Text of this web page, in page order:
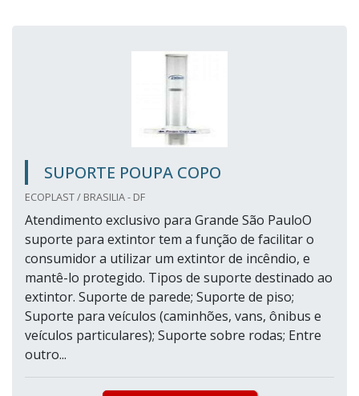
SUPORTE POUPA COPO
ECOPLAST / BRASILIA - DF
Atendimento exclusivo para Grande São PauloO
suporte para extintor tem a função de facilitar o
consumidor a utilizar um extintor de incêndio, e
mantê-lo protegido. Tipos de suporte destinado ao
extintor. Suporte de parede; Suporte de piso;
Suporte para veículos (caminhões, vans, ônibus e
veículos particulares); Suporte sobre rodas; Entre
outro...